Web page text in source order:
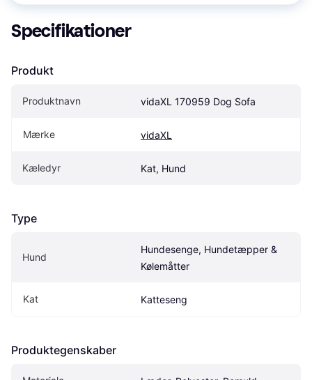
Specifikationer
Produkt
Produktnavn vidaXL 170959 Dog Sofa
Mærke vidaXL
Kæledyr Kat, Hund
Type
Hund
Hundesenge, Hundetæpper &
Kølemåtter
Kat Katteseng
Produktegenskaber